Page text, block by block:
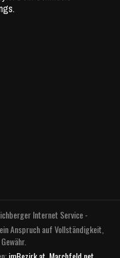
Internet Service -
Anspruch auf Vollständigkeit,